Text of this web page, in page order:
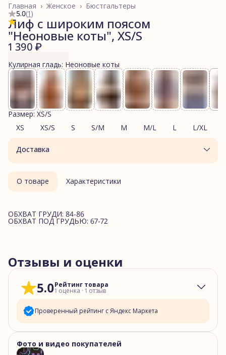
Бюстгальтеры
Женское ›
Главная ›
5.0(1)
Лиф с широким поясом
"Неоновые коты", XS/S
1 390 ₽
Кулирная гладь: Неоновые коты
Размер: XS/S
XS
XS/S S S/M M M/L L L/XL
Доставка
О товаре Характеристики
ОБХВАТ ГРУДИ: 84-86
ОБХВАТ ПОД ГРУДЬЮ: 67-72
Отзывы и оценки
5.0Рейтинг товара
1 оценка · 1 отзыв
Проверенный рейтинг с Яндекс Маркета
5 звёзд
1
4 звезды
Фото и видео покупателей